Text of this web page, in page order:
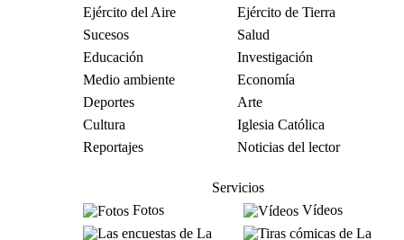
Ejército del Aire
Ejército de Tierra
Sucesos
Salud
Educación
Investigación
Medio ambiente
Economía
Deportes
Arte
Cultura
Iglesia Católica
Reportajes
Noticias del lector
Servicios
Fotos
Vídeos